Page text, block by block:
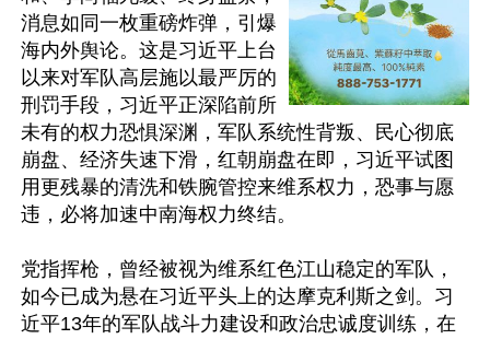
消息如同一枚重磅炸弹，引爆
海内外舆论。这是习近平上台
以来对军队高层施以最严厉的
刑罚手段，习近平正深陷前所
未有的权力恐惧深渊，军队系统性背叛、民心彻底
崩盘、经济失速下滑，红朝崩盘在即，习近平试图
用更残暴的清洗和铁腕管控来维系权力，恐事与愿
违，必将加速中南海权力终结。
党指挥枪，曾经被视为维系红色江山稳定的军队，
如今已成为悬在习近平头上的达摩克利斯之剑。习
近平13年的军队战斗力建设和政治忠诚度训练，在